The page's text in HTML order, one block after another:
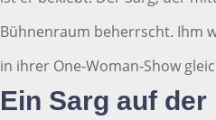
Ein Sarg auf
Bühnenraum beherrscht. Ihm
in ihrer One-Woman-Show